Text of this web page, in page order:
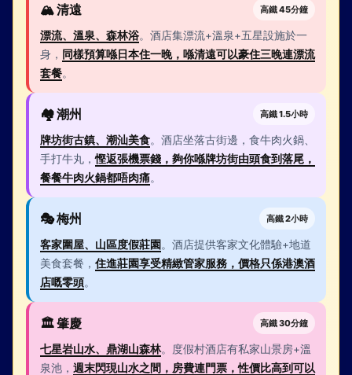
🏔️ 清遠 高鐵 45分鐘
漂流、溫泉、森林浴。酒店集漂流+溫泉+五星設施於一
身， 同樣預算喺日本住一晚，喺清遠可以豪住三晚連漂流
套餐。
🏘️ 潮州 高鐵 1.5小時
牌坊街古鎮、潮汕美食。酒店坐落古街邊，食牛肉火鍋、
手打牛丸，慳返張機票錢，夠你喺牌坊街由頭食到落尾，
餐餐牛肉火鍋都唔肉痛。
🎭 梅州 高鐵 2小時
客家圍屋、山區度假莊園 。酒店提供客家文化體驗+地道
美食套餐， 住進莊園享受精緻管家服務，價格只係港澳酒
店嘅零頭。
🏛️ 肇慶 高鐵 30分鐘
七星岩山水、鼎湖山森林。度假村酒店有私家山景房+溫
泉池， 週末閃現山水之間，房費連門票，性價比高到可以